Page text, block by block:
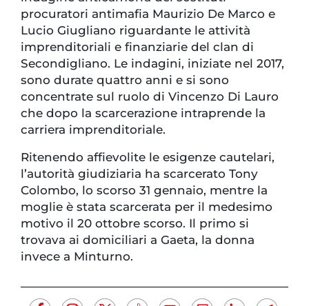
procuratori antimafia Maurizio De Marco e
Lucio Giugliano riguardante le attività
imprenditoriali e finanziarie del clan di
Secondigliano. Le indagini, iniziate nel 2017,
sono durate quattro anni e si sono
concentrate sul ruolo di Vincenzo Di Lauro
che dopo la scarcerazione intraprende la
carriera imprenditoriale.
Ritenendo affievolite le esigenze cautelari,
l’autorità giudiziaria ha scarcerato Tony
Colombo, lo scorso 31 gennaio, mentre la
moglie è stata scarcerata per il medesimo
motivo il 20 ottobre scorso. Il primo si
trovava ai domiciliari a Gaeta, la donna
invece a Minturno.